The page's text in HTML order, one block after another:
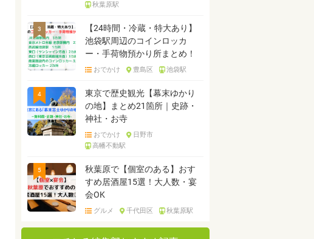
秋葉原駅
3
【24時間・冷蔵・特大あり】
池袋駅周辺のコインロッカ
ー・手荷物預かり所まとめ！
おでかけ 豊島区 池袋駅
4
東京で歴史観光【幕末ゆかり
の地】まとめ21箇所｜史跡・
神社・お寺
おでかけ
日野市
高幡不動駅
5
秋葉原で【個室のある】おす
すめ居酒屋15選！大人数・宴
会OK
グルメ 千代田区 秋葉原駅